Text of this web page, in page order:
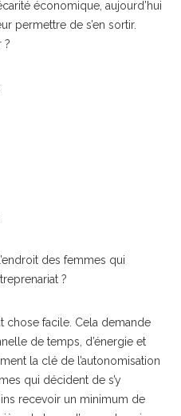
économique, aujourd’hui
permettre de s’en sortir.
?
des femmes qui
?
chose facile. Cela demande
de temps, d’énergie et
la clé de l’autonomisation
qui décident de s’y
recevoir un minimum de